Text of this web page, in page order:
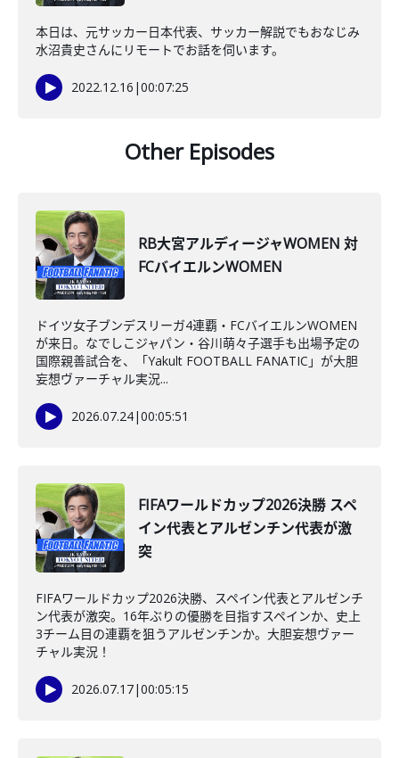
本日は、元サッカー日本代表、サッカー解説でもおなじみ
水沼貴史さんにリモートでお話を伺います。
2022.12.16 |00:07:25
Other Episodes
RB大宮アルディージャWOMEN 対
FCバイエルンWOMEN
ドイツ女子ブンデスリーガ4連覇・FCバイエルンWOMEN
が来日。なでしこジャパン・谷川萌々子選手も出場予定の
国際親善試合を、「Yakult FOOTBALL FANATIC」が大胆
妄想ヴァーチャル実況...
2026.07.24|00:05:51
FIFAワールドカップ2026決勝 スペ
イン代表とアルゼンチン代表が激
突
FIFAワールドカップ2026決勝、スペイン代表とアルゼンチ
ン代表が激突。16年ぶりの優勝を目指すスペインか、史上
3チーム目の連覇を狙うアルゼンチンか。大胆妄想ヴァー
チャル実況！
2026.07.17|00:05:15